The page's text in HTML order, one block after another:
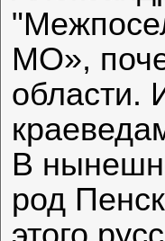
МО»,
области.
В
род